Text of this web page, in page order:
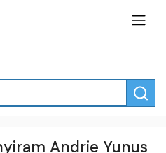
Andrie Yunus